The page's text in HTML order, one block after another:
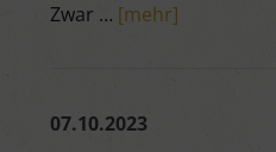
Zwar … [mehr]
07.10.2023